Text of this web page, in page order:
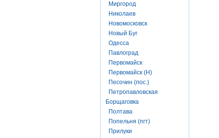
Миргород
Николаев
Новомосковск
Новый Буг
Одесса
Павлоград
Первомайск
Первомайск (Н)
Песочин (пос.)
Петропавловская
Борщаговка
Полтава
Попельня (пгт)
Прилуки